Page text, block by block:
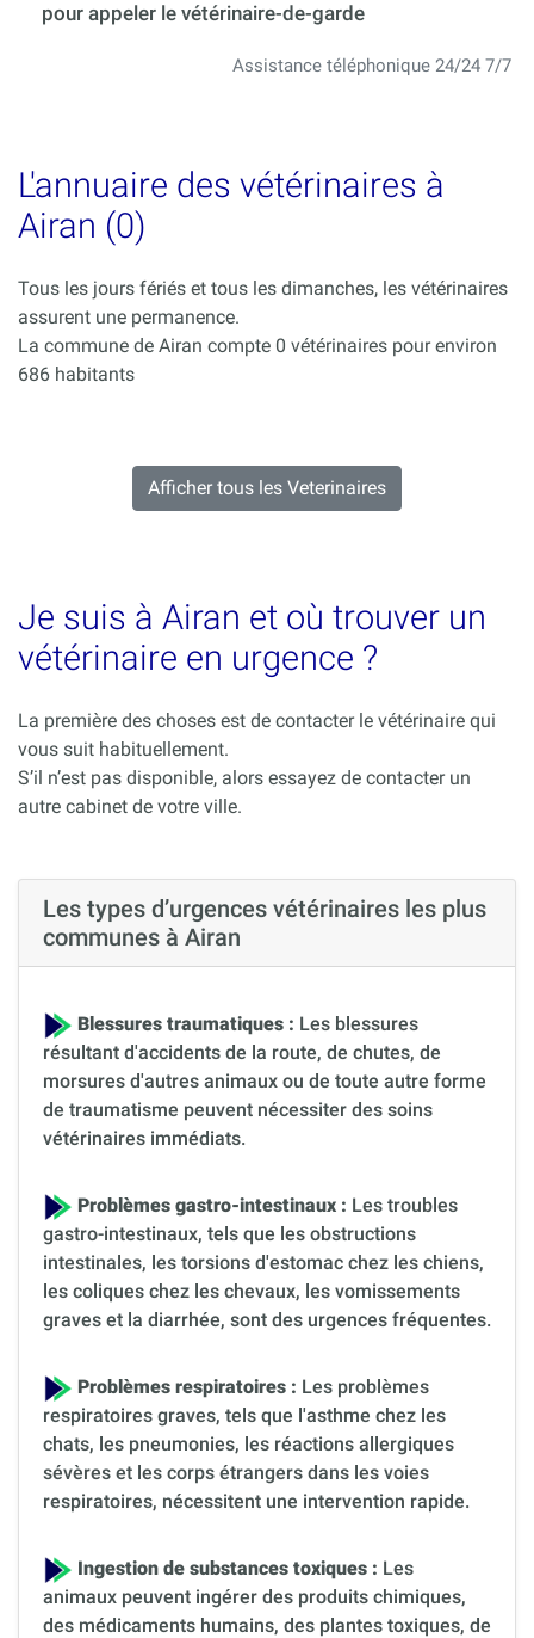
pour appeler le vétérinaire-de-garde
Assistance téléphonique 24/24 7/7
L'annuaire des vétérinaires à
Airan (0)
Tous les jours fériés et tous les dimanches, les vétérinaires
assurent une permanence.
La commune de Airan compte 0 vétérinaires pour environ
686 habitants
Afficher tous les Veterinaires
Je suis à Airan et où trouver un
vétérinaire en urgence ?
La première des choses est de contacter le vétérinaire qui
vous suit habituellement.
S’il n’est pas disponible, alors essayez de contacter un
autre cabinet de votre ville.
Les types d’urgences vétérinaires les plus
communes à Airan
Blessures traumatiques : Les blessures
résultant d'accidents de la route, de chutes, de
morsures d'autres animaux ou de toute autre forme
de traumatisme peuvent nécessiter des soins
vétérinaires immédiats.
Problèmes gastro-intestinaux : Les troubles
gastro-intestinaux, tels que les obstructions
intestinales, les torsions d'estomac chez les chiens,
les coliques chez les chevaux, les vomissements
graves et la diarrhée, sont des urgences fréquentes.
Problèmes respiratoires : Les problèmes
respiratoires graves, tels que l'asthme chez les
chats, les pneumonies, les réactions allergiques
sévères et les corps étrangers dans les voies
respiratoires, nécessitent une intervention rapide.
Ingestion de substances toxiques : Les
animaux peuvent ingérer des produits chimiques,
des médicaments humains, des plantes toxiques, de